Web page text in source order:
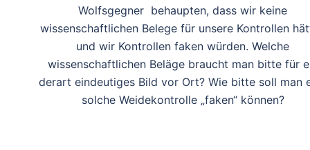
Wolfsgegner behaupten, dass wir keine
wissenschaftlichen Belege für unsere Kontrollen
und wir Kontrollen faken würden. Welche
wissenschaftlichen Beläge braucht man bitte für
derart eindeutiges Bild vor Ort? Wie bitte soll man
solche Weidekontrolle „faken“ können?